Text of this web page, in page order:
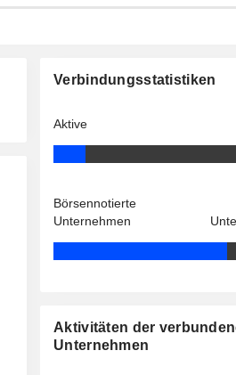
Verbindungsstatistiken
Aktive
Börsennotierte
Unternehmen
Aktivitäten der
Unternehmen